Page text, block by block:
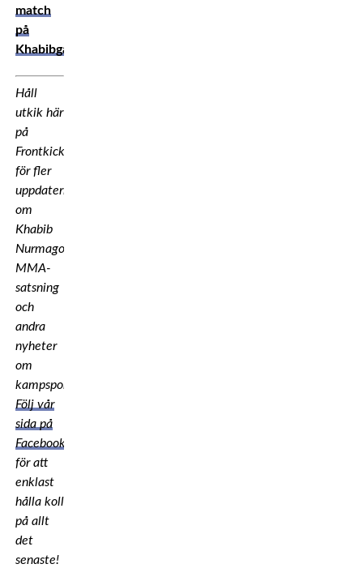
match
på
Khabibgalan
Håll
utkik här
på
Frontkick.online
för fler
uppdateringar
om
Khabib
Nurmagomedovs
MMA-
satsning
och
andra
nyheter
om
kampsport!
Följ vår
sida på
Facebook
för att
enklast
hålla koll
på allt
det
senaste!